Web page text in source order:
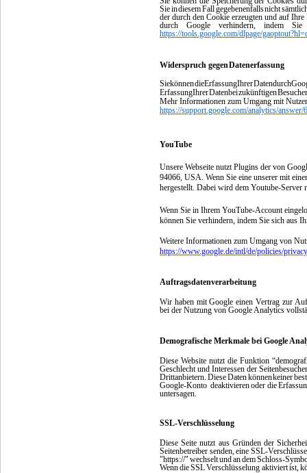
SieindiesemFallgegebenenfallsnicht
der durch den Cookie erzeugten und auf Ihre
durch
Google verhindern, indem
Sie
https://tools.google.com/dlpage/
Widerspruch gegenDatenerfassung
SiekönnendieErfassungIhrerDatendurch
ErfassungIhrerDatenbeizukünftigen
Mehr Informationen zum Umgang mit
https://support.google.com/analytics/answer/
YouTube
Unsere Webseite nutzt Plugins der von
94066, USA. Wenn Sie eine unserer mit
hergestellt. Dabei wird dem Youtube-Server
Wenn Sie in Ihrem YouTube-Account
können Sie verhindern, indem Sie sich aus
Weitere Informationen zum Umgang von
https://www.google.de/intl/de/policies/privacy
Auftragsdatenverarbeitung
Wir haben mit Google einen Vertrag zur
bei der Nutzung von Google Analytics
Demografische Merkmale bei Google
Diese Website nutzt die Funktion
Geschlecht und Interessen der
Drittanbietern. DieseDatenkönnenkeiner
Google-Konto deaktivierenoder die
untersagen.
SSL-Verschlüsselung
Diese Seite nutzt aus Gründen der
Seitenbetreiber senden, eine SSL-
"https://"wechseltundandemSchloss-
WenndieSSLVerschlüsselung aktiviertist,